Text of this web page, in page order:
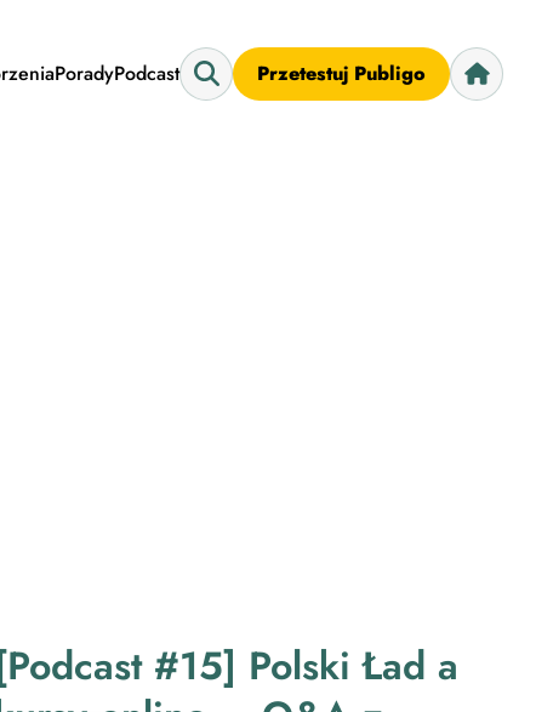
PoradyPodcast Przetestuj Publigo
#15] Polski Ład a